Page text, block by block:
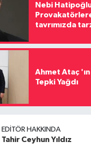
Nebi
tavrımızda
Ahmet Ataç 'ın
Tepki Yağdı
EDITÖR HAKKINDA
Tahir Ceyhun Yıldız